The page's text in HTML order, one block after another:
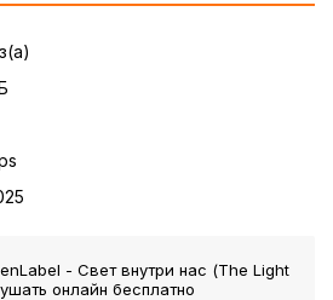
- Свет внутри нас (The Light
онлайн бесплатно